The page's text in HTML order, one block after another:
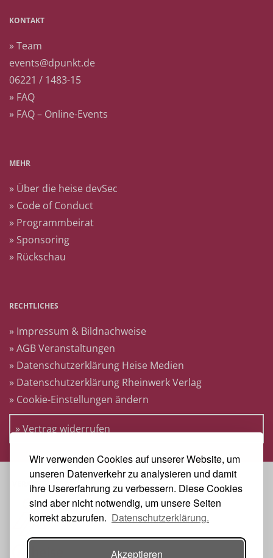
Wir verwenden Cookies auf unserer Website, um
unseren Datenverkehr zu analysieren und damit
ihre Usererfahrung zu verbessern. Diese Cookies
sind aber nicht notwendig, um unsere Seiten
korrekt abzurufen. Datenschutzerklärung.
Akzeptieren
KONTAKT
» Team
events@dpunkt.de
06221 / 1483-15
» FAQ
» FAQ – Online-Events
MEHR
» Über die heise devSec
» Code of Conduct
» Programmbeirat
» Sponsoring
» Rückschau
RECHTLICHES
» Impressum & Bildnachweise
» AGB Veranstaltungen
» Datenschutzerklärung Heise Medien
» Datenschutzerklärung Rheinwerk Verlag
» Cookie-Einstellungen ändern
» Vertrag widerrufen
VERANSTALTER